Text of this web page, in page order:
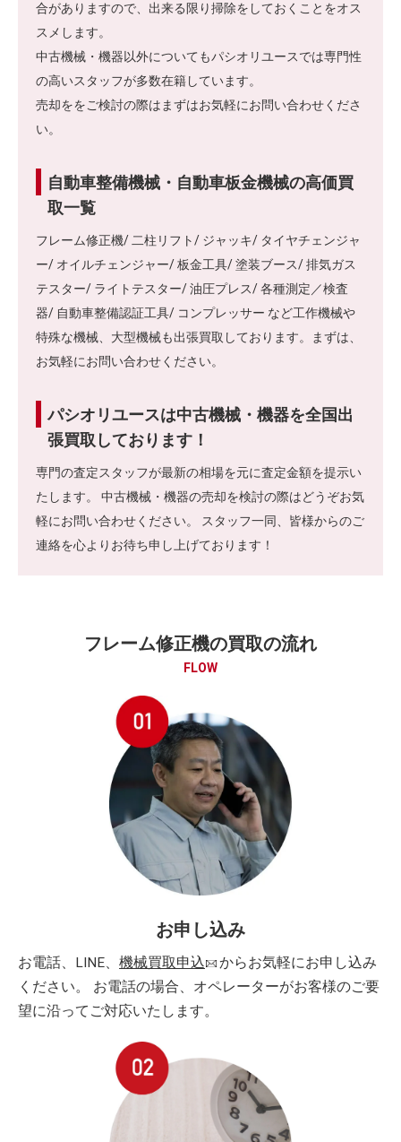
合がありますので、出来る限り掃除をしておくことをオス
スメします。
中古機械・機器以外についてもパシオリユースでは専門性
の高いスタッフが多数在籍しています。
売却ををご検討の際はまずはお気軽にお問い合わせくださ
い。
自動車整備機械・自動車板金機械の高価買
取一覧
フレーム修正機/ 二柱リフト/ ジャッキ/ タイヤチェンジャ
ー/ オイルチェンジャー/ 板金工具/ 塗装ブース/ 排気ガス
テスター/ ライトテスター/ 油圧プレス/ 各種測定／検査
器/ 自動車整備認証工具/ コンプレッサー など工作機械や
特殊な機械、大型機械も出張買取しております。まずは、
お気軽にお問い合わせください。
パシオリユースは中古機械・機器を全国出
張買取しております！
専門の査定スタッフが最新の相場を元に査定金額を提示い
たします。 中古機械・機器の売却を検討の際はどうぞお気
軽にお問い合わせください。 スタッフ一同、皆様からのご
連絡を心よりお待ち申し上げております！
フレーム修正機の買取の流れ
FLOW
お申し込み
お電話、LINE、 機械買取申込
からお気軽にお申し込み
ください。 お電話の場合、オペレーターがお客様のご要
望に沿ってご対応いたします。